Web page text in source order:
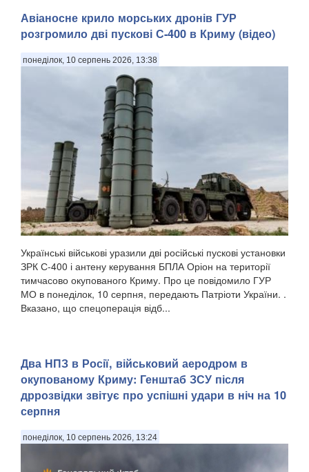
Колишній чемпіон світу у надважкій вазі Володимир Кличко
представив у Львові перші примірники україномовного
видання книги «FACE the Challenge», яку він створив у
співавторстві з Тетяною Кіль, зазначають Патріоти України.
. «Я дуже радий, що «FACE the...
Авіаносне крило морських дронів ГУР
розгромило дві пускові С-400 в Криму (відео)
понеділок, 10 серпень 2026, 13:38
Українські військові уразили дві російські пускові установки
ЗРК С-400 і антену керування БПЛА Оріон на території
тимчасово окупованого Криму. Про це повідомило ГУР
МО в понеділок, 10 серпня, передають Патріоти України. .
Вказано, що спецоперація відб...
Два НПЗ в Росії, військовий аеродром в
окупованому Криму: Генштаб ЗСУ після
дррозвідки звітує про успішні удари в ніч на 10
серпня
понеділок, 10 серпень 2026, 13:24